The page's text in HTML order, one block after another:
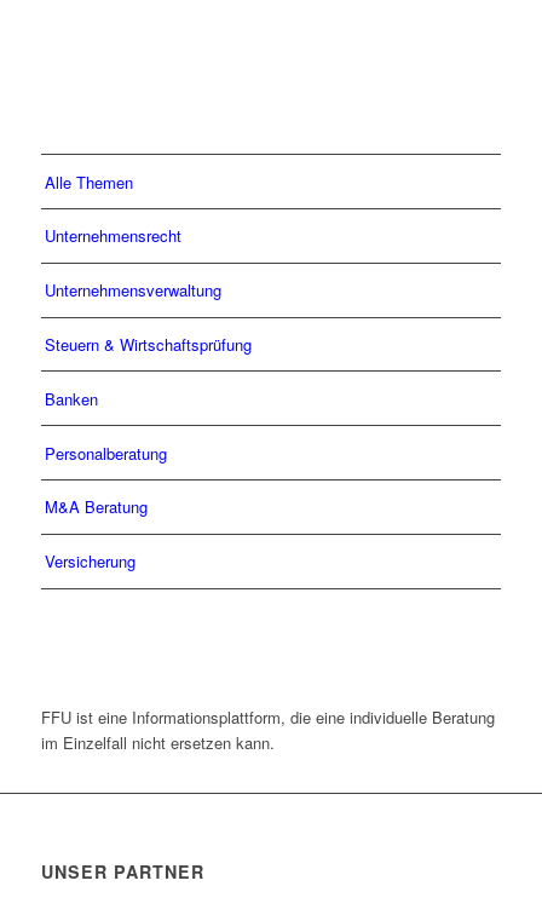
Alle Themen
Unternehmensrecht
Unternehmensverwaltung
Steuern & Wirtschaftsprüfung
Banken
Personalberatung
M&A Beratung
Versicherung
FFU ist eine Informationsplattform, die eine individuelle Beratung
im Einzelfall nicht ersetzen kann.
UNSER PARTNER